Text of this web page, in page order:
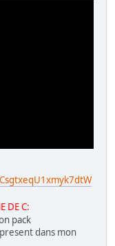
DE C:
pack
dans mon